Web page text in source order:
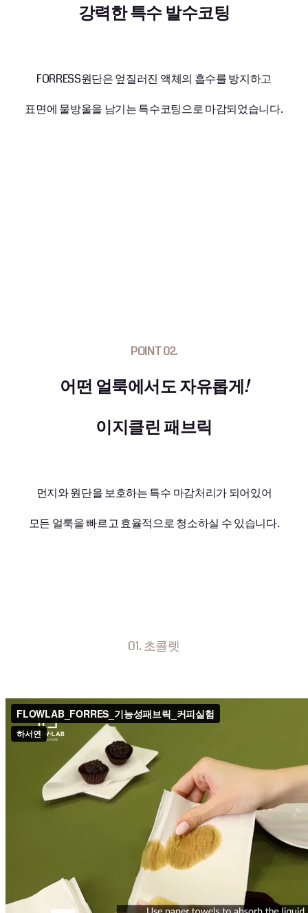
강력한 특수 발수코팅
FORRESS원단은 엎질러진 액체의 흡수를 방지하고
표면에 물방울을 남기는 특수코팅으로 마감되었습니다.
POINT 02.
어떤 얼룩에서도 자유롭게!
이지클린 패브릭
먼지와 원단을 보호하는 특수 마감처리가 되어있어
모든 얼룩을 빠르고 효율적으로 청소하실 수 있습니다.
01. 초콜렛